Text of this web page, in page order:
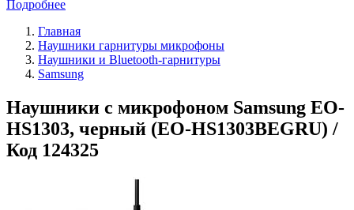
Подробнее
Главная
Наушники гарнитуры микрофоны
Наушники и Bluetooth-гарнитуры
Samsung
Наушники с микрофоном Samsung EO-
HS1303, черный (EO-HS1303BEGRU) /
Код 124325